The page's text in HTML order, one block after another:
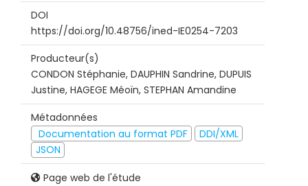
DOI
https://doi.org/10.48756/ined-IE0254-7203
Producteur(s)
CONDON Stéphanie, DAUPHIN Sandrine, DUPUIS
Justine, HAGEGE Méoïn, STEPHAN Amandine
Métadonnées
Documentation au format PDF
DDI/XML
JSON
Page web de l'étude